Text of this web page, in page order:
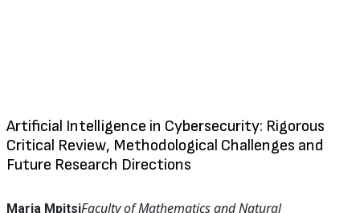
Artificial Intelligence in Cybersecurity: Rigorous
Critical Review, Methodological Challenges and
Future Research Directions
Maria MpitsiFaculty of Mathematics and Natural